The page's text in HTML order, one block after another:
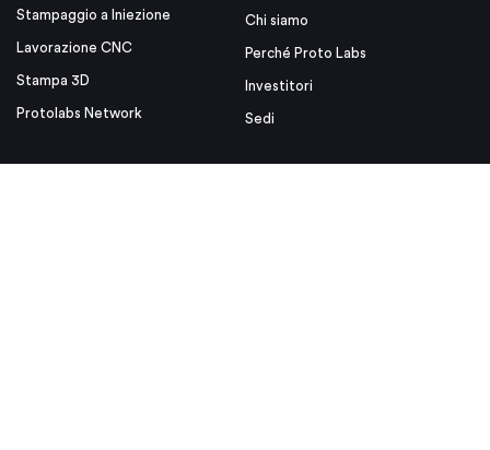
Stampaggio a Iniezione
Lavorazione CNC
Stampa 3D
Protolabs Network
Chi siamo
Perché Proto Labs
Investitori
Sedi